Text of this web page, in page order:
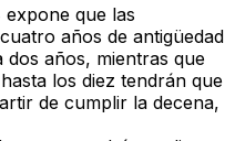
que las
años de antigüedad
años, mientras que
los diez tendrán que
de cumplir la decena,